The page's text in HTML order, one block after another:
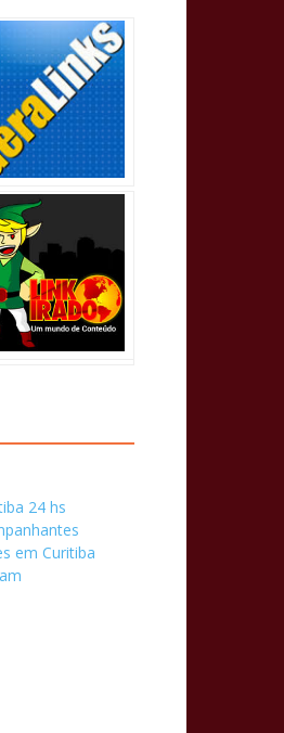
24 hs
em Curitiba